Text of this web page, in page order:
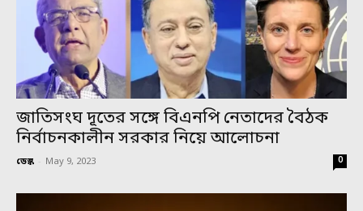
জাতিসংঘ দূতের সঙ্গে বিএনপি নেতাদের বৈঠক
নির্বাচনকালীন সরকার নিয়ে আলোচনা
ডেস্ক - May 9, 2023 0